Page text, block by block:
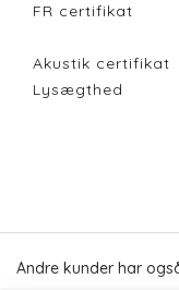
FR certifikat
Akustik certifikat
Lysægthed
Andre kunder har